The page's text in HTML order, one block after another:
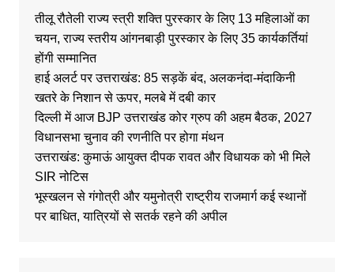
तीलू रौतेली राज्य स्त्री शक्ति पुरस्कार के लिए 13 महिलाओं का
चयन, राज्य स्तरीय आंगनबाड़ी पुरस्कार के लिए 35 कार्यकर्तियां
होंगी सम्मानित
हाई अलर्ट पर उत्तराखंड: 85 सड़कें बंद, अलकनंदा-मंदाकिनी
खतरे के निशान से ऊपर, मलबे में दबी कार
दिल्ली में आज BJP उत्तराखंड कोर ग्रुप की अहम बैठक, 2027
विधानसभा चुनाव की रणनीति पर होगा मंथन
उत्तराखंड: कुमाऊं आयुक्त दीपक रावत और विधायक को भी मिले
SIR नोटिस
भूस्खलन से गंगोत्री और यमुनोत्री राष्ट्रीय राजमार्ग कई स्थानों
पर बाधित, यात्रियों से सतर्क रहने की अपील